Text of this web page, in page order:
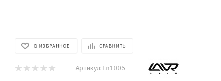
В ИЗБРАННОЕ СРАВНИТЬ
Артикул: Ln1005